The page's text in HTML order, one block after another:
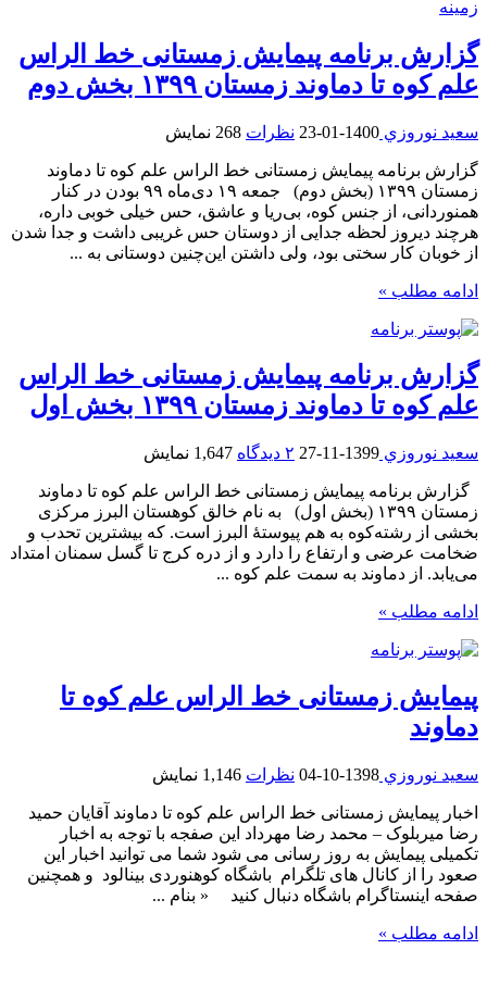
گزارش برنامه پیمایش زمستانی خط الراس
علم کوه تا دماوند زمستان ۱۳۹۹ بخش دوم
سعيد نوروزي 1400-01-23 نظرات 268 نمایش
گزارش برنامه پیمایش زمستانی خط الراس علم کوه تا دماوند
زمستان ۱۳۹۹ (بخش دوم) جمعه ۱۹ دی‌ماه ۹۹ بودن در کنار
همنوردانی، از جنس کوه، بی‌ریا و عاشق، حس خیلی خوبی داره،
هرچند دیروز لحظه جدایی از دوستان حس غریبی داشت و جدا شدن
از خوبان کار سختی بود، ولی داشتن این‌چنین دوستانی به ...
ادامه مطلب »
گزارش برنامه پیمایش زمستانی خط الراس
علم کوه تا دماوند زمستان ۱۳۹۹ بخش اول
سعيد نوروزي 1399-11-27 ۲ دیدگاه 1,647 نمایش
گزارش برنامه پیمایش زمستانی خط الراس علم کوه تا دماوند
زمستان ۱۳۹۹ (بخش اول) به نام خالق کوهستان البرز مرکزی
بخشی از رشته‌کوه به هم پیوستهٔ البرز است. که بیشترین تحدب و
ضخامت عرضی و ارتفاع را دارد و از دره کرج تا گسل سمنان امتداد
می‌یابد. از دماوند به سمت علم کوه ...
ادامه مطلب »
پیمایش زمستانی خط الراس علم کوه تا
دماوند
سعيد نوروزي 1398-10-04 نظرات 1,146 نمایش
اخبار پیمایش زمستانی خط الراس علم کوه تا دماوند آقایان حمید
رضا میربلوک – محمد رضا مهرداد این صفجه با توجه به اخبار
تکمیلی پیمایش به روز رسانی می شود شما می توانید اخبار این
صعود را از کانال های تلگرام باشگاه کوهنوردی بینالود و همچنین
صفحه اینستاگرام باشگاه دنبال کنید « بنام ...
ادامه مطلب »